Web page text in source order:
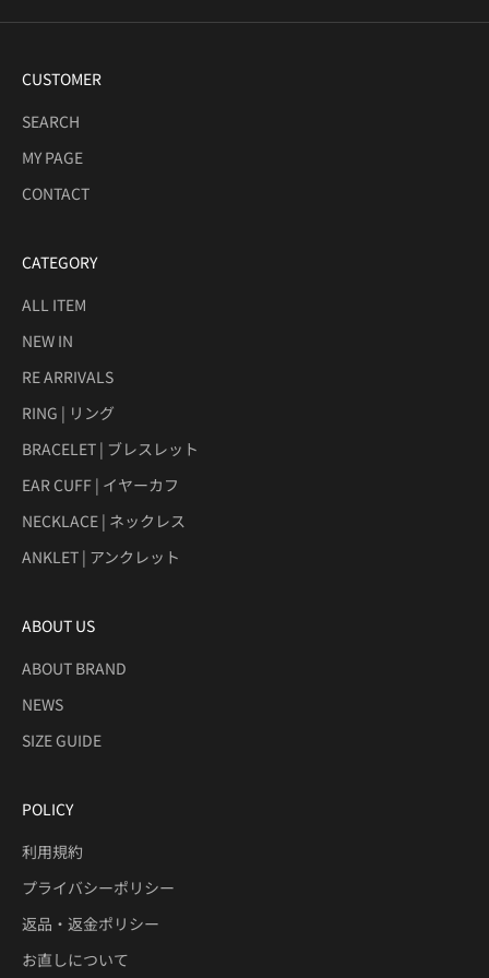
CUSTOMER
SEARCH
MY PAGE
CONTACT
CATEGORY
ALL ITEM
NEW IN
RE ARRIVALS
RING | リング
BRACELET | ブレスレット
EAR CUFF | イヤーカフ
NECKLACE | ネックレス
ANKLET | アンクレット
ABOUT US
ABOUT BRAND
NEWS
SIZE GUIDE
POLICY
利用規約
プライバシーポリシー
返品・返金ポリシー
お直しについて